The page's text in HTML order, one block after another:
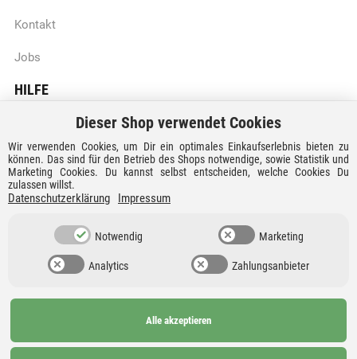
Kontakt
Jobs
HILFE
Batteriegesetzhinweise
Vertrag widerrufen
Versandkosten und Lieferzeiten
Zahlungsarten
Widerrufsrecht
Datenschutz
versandkostenfrei nach
Dieser Shop verwendet Cookies
Wir verwenden Cookies, um Dir ein optimales Einkaufserlebnis bieten zu
können. Das sind für den Betrieb des Shops notwendige, sowie Statistik und
Marketing Cookies. Du kannst selbst entscheiden, welche Cookies Du
zulassen willst.
Datenschutzerklärung Impressum
Notwendig Marketing
Analytics Zahlungsanbieter
Alle akzeptieren